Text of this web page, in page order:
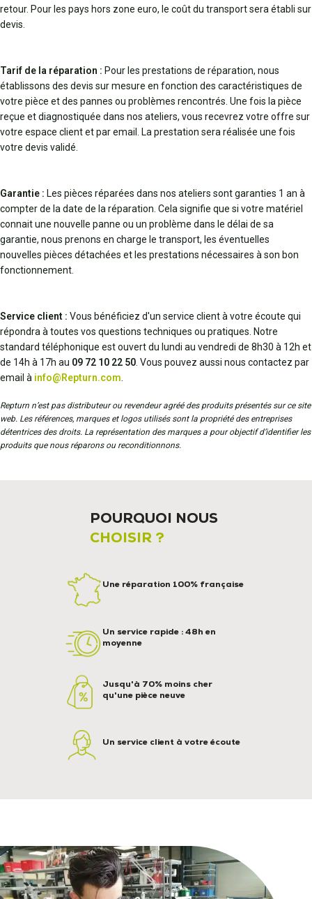
retour. Pour les pays hors zone euro, le coût du transport sera établi sur
devis.
Tarif de la réparation : Pour les prestations de réparation, nous
établissons des devis sur mesure en fonction des caractéristiques de
votre pièce et des pannes ou problèmes rencontrés. Une fois la pièce
reçue et diagnostiquée dans nos ateliers, vous recevrez votre offre sur
votre espace client et par email. La prestation sera réalisée une fois
votre devis validé.
Garantie : Les pièces réparées dans nos ateliers sont garanties 1 an à
compter de la date de la réparation. Cela signifie que si votre matériel
connait une nouvelle panne ou un problème dans le délai de sa
garantie, nous prenons en charge le transport, les éventuelles
nouvelles pièces détachées et les prestations nécessaires à son bon
fonctionnement.
Service client : Vous bénéficiez d'un service client à votre écoute qui
répondra à toutes vos questions techniques ou pratiques. Notre
standard téléphonique est ouvert du lundi au vendredi de 8h30 à 12h et
de 14h à 17h au 09 72 10 22 50 . Vous pouvez aussi nous contactez par
email à info@Repturn.com
Repturn n’est pas distributeur ou revendeur agréé des produits présentés sur ce site
web. Les références, marques et logos utilisés sont la propriété des entreprises
détentrices des droits. La représentation des marques a pour objectif d’identifier les
produits que nous réparons ou reconditionnons.
POURQUOI NOUS
CHOISIR ?
Une réparation 100% française
Un service rapide : 48h en
moyenne
Jusqu'à 70% moins cher
qu'une pièce neuve
Un service client à votre écoute